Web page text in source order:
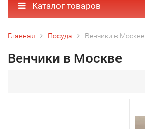
Каталог товаров
Главная Посуда Венчики в Москве
Венчики в Москве